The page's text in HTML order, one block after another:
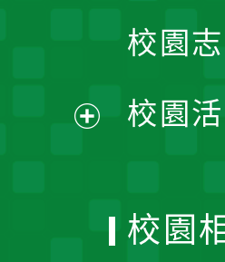
單
校園
校園
校園